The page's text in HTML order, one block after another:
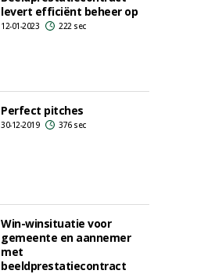
levert efficiënt beheer op
12-01-2023 222 sec
Perfect pitches
30-12-2019 376 sec
Win-winsituatie voor
gemeente en aannemer
met
beeldprestatiecontract